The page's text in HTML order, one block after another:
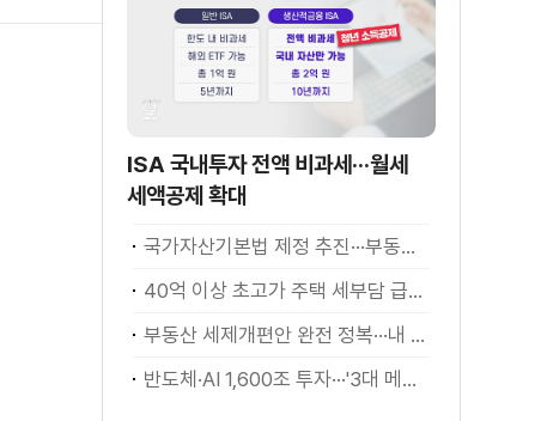
ISA 국내투자 전액 비과세···월세
세액공제 확대
국가자산기본법 제정 추진···부동산·주식 등 통합 관리
40억 이상 초고가 주택 세부담 급증···실수요자 보호 강화
부동산 세제개편안 완전 정복···내 세금 어떻게 달라지나? [K-정책 사용법]
반도체·AI 1,600조 투자···'3대 메가프로젝트' 속도